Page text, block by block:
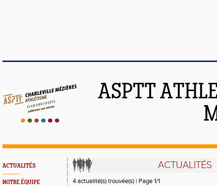
ASPTT
ACTUALITÉS
NOTRE ÉQUIPE
ACTUALITÉS
4 actualité(s) trouvée(s) | Page 1/1